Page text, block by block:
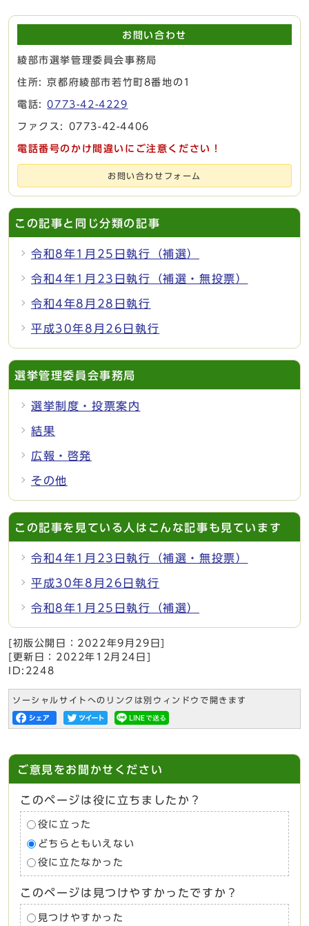
お問い合わせ
綾部市選挙管理委員会事務局
住所: 京都府綾部市若竹町8番地の1
電話:0773-42-4229
ファクス: 0773-42-4406
電話番号のかけ間違いにご注意ください！
お問い合わせフォーム
この記事と同じ分類の記事
令和8年1月25日執行（補選）
令和4年1月23日執行（補選・無投票）
令和4年8月28日執行
平成30年8月26日執行
選挙管理委員会事務局
選挙制度・投票案内
結果
広報・啓発
その他
この記事を見ている人はこんな記事も見ています
令和4年1月23日執行（補選・無投票）
平成30年8月26日執行
令和8年1月25日執行（補選）
[初版公開日： 2022年9月29日
[更新日： 2022年12月24日
ID:2248
ソーシャルサイトへのリンクは別ウィンドウで開きます
ご意見をお聞かせください
このページは役に立ちましたか？
役に立った
どちらともいえない
役に立たなかった
このページは見つけやすかったですか？
見つけやすかった